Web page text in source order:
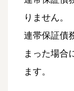
りません。
連帯保証債
まった場合
ます。